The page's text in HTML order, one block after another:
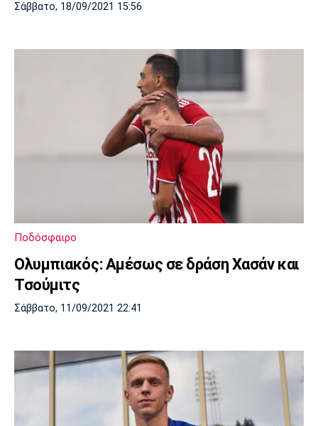
Σάββατο, 18/09/2021 15:56
Ποδόσφαιρο
Ολυμπιακός: Αμέσως σε δράση Χασάν και
Τσούμιτς
Σάββατο, 11/09/2021 22:41